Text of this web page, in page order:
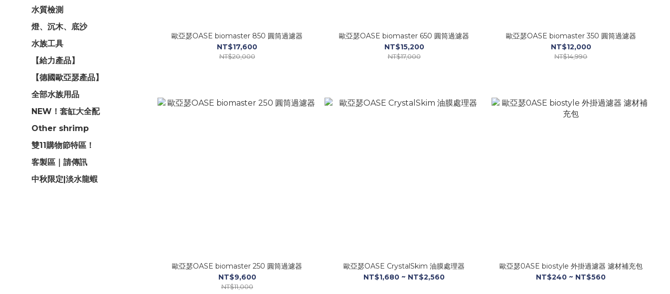
水質檢測
燈、沉木、底沙
水族工具
【給力產品】
【德國歐亞瑟產品】
全部水族用品
NEW！套缸大全配
Other shrimp
雙11購物節特區！
客製區｜請傳訊
中秋限定|淡水龍蝦
歐亞瑟OASE biomaster 850 圓筒過濾器
NT$17,600
NT$20,000
歐亞瑟OASE biomaster 650 圓筒過濾器
NT$15,200
NT$17,000
歐亞瑟OASE biomaster 350 圓筒過濾器
NT$12,000
NT$14,990
歐亞瑟OASE biomaster 250 圓筒過濾器
NT$9,600
NT$11,000
歐亞瑟OASE CrystalSkim 油膜處理器
NT$1,680 ~ NT$2,560
歐亞瑟0ASE biostyle 外掛過濾器 濾材補充包
NT$240 ~ NT$560